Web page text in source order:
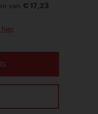
van € 17,23
hier